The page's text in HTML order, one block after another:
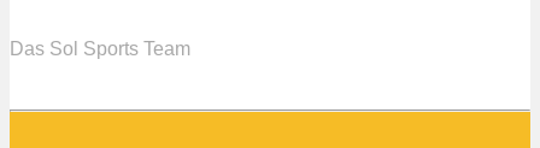
Das Sol Sports Team